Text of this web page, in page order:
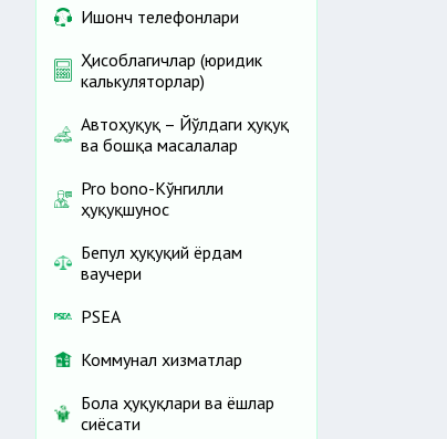
Ишонч телефонлари
Ҳисоблагичлар (юридик
калькуляторлар)
Автоҳуқуқ – Йўлдаги ҳуқуқ
ва бошқа масалалар
Pro bono-Кўнгилли
ҳуқуқшунос
Бепул ҳуқуқий ёрдам
ваучери
PSEA
Коммунал хизматлар
Бола ҳуқуқлари ва ёшлар
сиёсати